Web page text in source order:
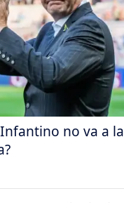
no va a